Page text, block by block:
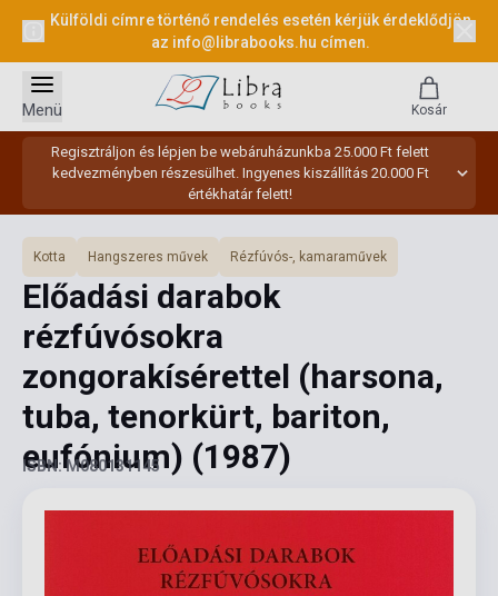
Külföldi címre történő rendelés esetén kérjük érdeklődjön
az info@librabooks.hu címen.
Regisztráljon és lépjen be webáruházunkba 25.000 Ft felett
kedvezményben részesülhet. Ingyenes kiszállítás 20.000 Ft
értékhatár felett!
Menü Kosár
Kotta Hangszeres művek Rézfúvós-, kamaraművek
Előadási darabok
rézfúvósokra
zongorakísérettel (harsona,
tuba, tenorkürt, bariton,
eufónium) (1987)
ISBN: M080131145